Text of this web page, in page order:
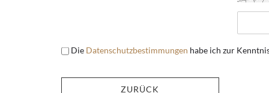
Die Datenschutzbestimmungen habe ich zur
ZURÜCK